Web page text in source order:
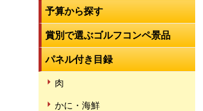
予算から探す
賞別で選ぶゴルフコンペ景品
パネル付き目録
肉
かに・海鮮